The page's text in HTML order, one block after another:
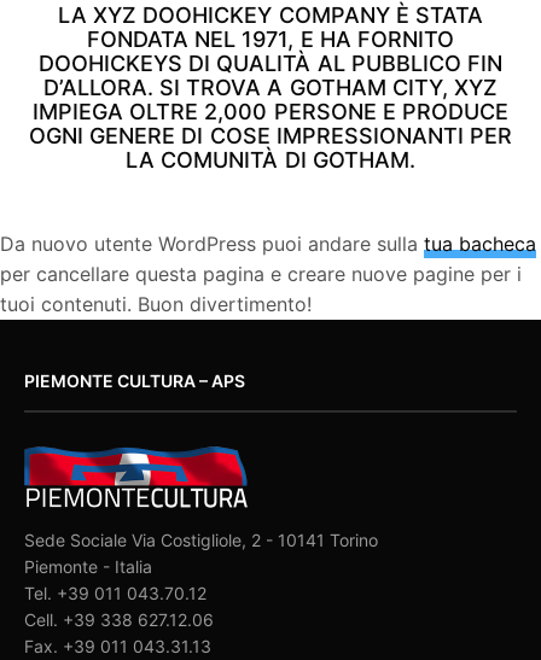
LA XYZ DOOHICKEY COMPANY È STATA
FONDATA NEL 1971, E HA FORNITO
DOOHICKEYS DI QUALITÀ AL PUBBLICO FIN
D’ALLORA. SI TROVA A GOTHAM CITY, XYZ
IMPIEGA OLTRE 2,000 PERSONE E PRODUCE
OGNI GENERE DI COSE IMPRESSIONANTI PER
LA COMUNITÀ DI GOTHAM.
Da nuovo utente WordPress puoi andare sullatua bacheca
per cancellare questa pagina e creare nuove pagine per i
tuoi contenuti. Buon divertimento!
PIEMONTE CULTURA – APS
Sede Sociale Via Costigliole, 2 - 10141 Torino
Piemonte - Italia
Tel. +39 011 043.70.12
Cell. +39 338 627.12.06
Fax. +39 011 043.31.13